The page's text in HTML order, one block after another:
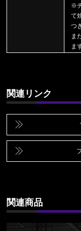
※
て
つ
ま
ま
関連リンク
関連商品